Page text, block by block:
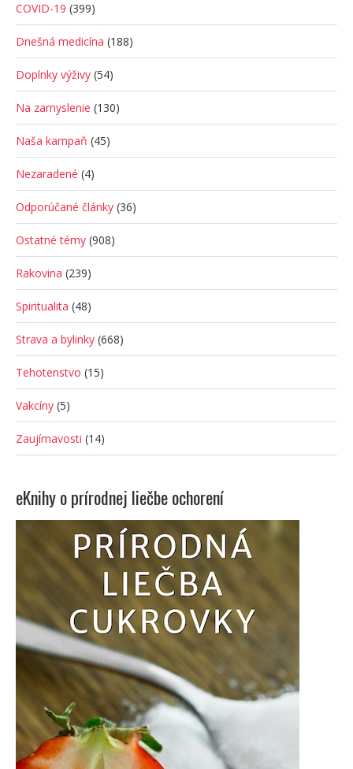
COVID-19 (399)
Dnešná medicína (188)
Doplnky výživy (54)
Na zamyslenie (130)
Naša kampaň (45)
Nezaradené (4)
Odporúčané články (36)
Ostatné témy (908)
Rakovina (239)
Spiritualita (48)
Strava a bylinky (668)
Tehotenstvo (15)
Vakcíny (5)
Zaujímavosti (14)
eKnihy o prírodnej liečbe ochorení